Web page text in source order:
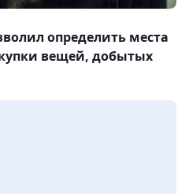
определить места
вещей, добытых